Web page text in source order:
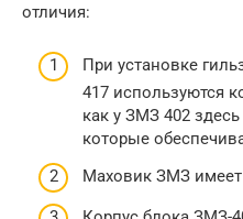
отличия:
При установке
417 используются
как у ЗМЗ 402
которые
Маховик ЗМЗ